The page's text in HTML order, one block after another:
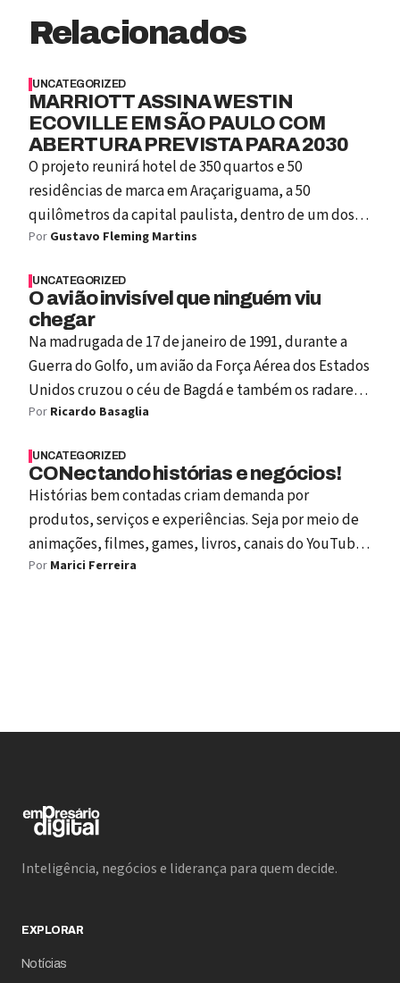
Relacionados
UNCATEGORIZED
MARRIOTT ASSINA WESTIN
ECOVILLE EM SÃO PAULO COM
ABERTURA PREVISTA PARA 2030
O projeto reunirá hotel de 350 quartos e 50
residências de marca em Araçariguama, a 50
quilômetros da capital paulista, dentro de um dos
maiores master plans residenciais do estado.
Por Gustavo Fleming Martins
UNCATEGORIZED
O avião invisível que ninguém viu
chegar
Na madrugada de 17 de janeiro de 1991, durante a
Guerra do Golfo, um avião da Força Aérea dos Estados
Unidos cruzou o céu de Bagdá e também os radares
iraquianos em sua primeira missão de combate real.
Por Ricardo Basaglia
UNCATEGORIZED
CONectando histórias e negócios!
Histórias bem contadas criam demanda por
produtos, serviços e experiências. Seja por meio de
animações, filmes, games, livros, canais do YouTube,
apps ou marcas corporativas... todos são excelentes
Por Marici Ferreira
Inteligência, negócios e liderança para quem decide.
EXPLORAR
Notícias